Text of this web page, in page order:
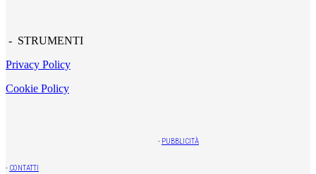
- STRUMENTI
Privacy Policy
Cookie Policy
- PUBBLICITÀ
- CONTATTI